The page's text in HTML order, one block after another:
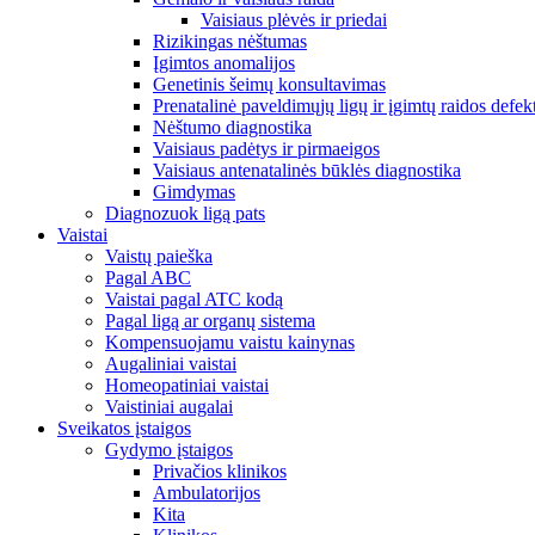
Vaisiaus plėvės ir priedai
Rizikingas nėštumas
Įgimtos anomalijos
Genetinis šeimų konsultavimas
Prenatalinė paveldimųjų ligų ir įgimtų raidos
Nėštumo diagnostika
Vaisiaus padėtys ir pirmaeigos
Vaisiaus antenatalinės būklės diagnostika
Gimdymas
Diagnozuok ligą pats
Vaistai
Vaistų paieška
Pagal ABC
Vaistai pagal ATC kodą
Pagal ligą ar organų sistema
Kompensuojamu vaistu kainynas
Augaliniai vaistai
Homeopatiniai vaistai
Vaistiniai augalai
Sveikatos įstaigos
Gydymo įstaigos
Privačios klinikos
Ambulatorijos
Kita